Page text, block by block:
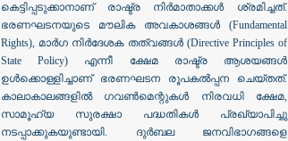
കെട്ടിപ്പടുക്കാനാണ് രാഷ്ട്ര നിർമാതാക്കൾ ശ്രമിച്ചത്.
ഭരണഘടനയുടെ മൗലിക അവകാശങ്ങൾ (Fundamental
Rights), മാർഗ നിർദേശക തത്വങ്ങൾ (Directive Principles of
State Policy) എന്നീ ക്ഷേമ രാഷ്ട്ര ആശയങ്ങൾ
ഉൾക്കൊള്ളിച്ചാണ് ഭരണഘടന രൂപകൽപ്പന ചെയ്തത്.
കാലാകാലങ്ങളിൽ ഗവൺമെന്റുകൾ നിരവധി ക്ഷേമ,
സാമൂഹ്യ സുരക്ഷാ പദ്ധതികൾ പ്രഖ്യാപിച്ചു
നടപ്പാക്കുകയുണ്ടായി. ദുർബല ജനവിഭാഗങ്ങളെ